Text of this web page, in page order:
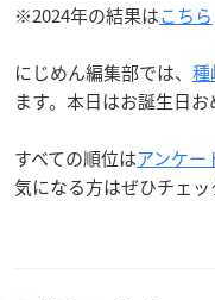
※2024年の結果はこちら
にじめん編集部では、 種
ます。本日はお誕生日
すべての順位はアンケー
気になる方はぜひチェッ